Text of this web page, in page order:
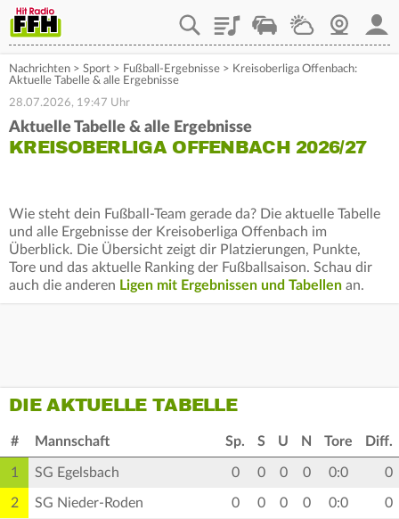
PlaylistStaupilotWetterWebcam
Nachrichten > Sport > Fußball-Ergebnisse > Kreisoberliga Offenbach:
Aktuelle Tabelle & alle Ergebnisse
28.07.2026, 19:47 Uhr
Aktuelle Tabelle & alle Ergebnisse
KREISOBERLIGA OFFENBACH 2026/27
Wie steht dein Fußball-Team gerade da? Die aktuelle Tabelle
und alle Ergebnisse der Kreisoberliga Offenbach im
Überblick. Die Übersicht zeigt dir Platzierungen, Punkte,
Tore und das aktuelle Ranking der Fußballsaison. Schau dir
auch die anderen Ligen mit Ergebnissen und Tabellen an.
DIE AKTUELLE TABELLE
# Mannschaft Sp. S U N Tore Diff.
1 SG Egelsbach 0 0 0 0 0:0 0
2 SG Nieder-Roden 0 0 0 0 0:0 0